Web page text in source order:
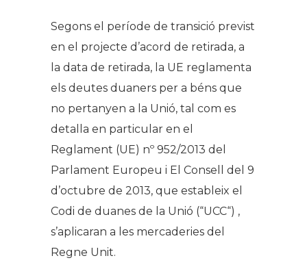
Segons el període de transició previst
en el projecte d’acord de retirada, a
la data de retirada, la UE reglamenta
els deutes duaners per a béns que
no pertanyen a la Unió, tal com es
detalla en particular en el
Reglament (UE) nº 952/2013 del
Parlament Europeu i El Consell del 9
d’octubre de 2013, que estableix el
Codi de duanes de la Unió (“UCC“) ,
s’aplicaran a les mercaderies del
Regne Unit.